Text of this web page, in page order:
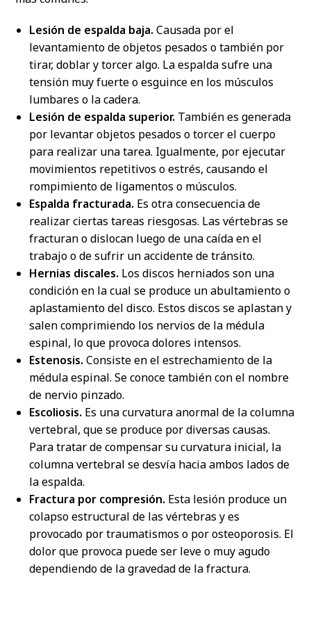
Lesión de espalda baja.Causada por el
levantamiento de objetos pesados o también por
tirar, doblar y torcer algo. La espalda sufre una
tensión muy fuerte o esguince en los músculos
lumbares o la cadera.
Lesión de espalda superior. También es generada
por levantar objetos pesados o torcer el cuerpo
para realizar una tarea. Igualmente, por ejecutar
movimientos repetitivos o estrés, causando el
rompimiento de ligamentos o músculos.
Espalda fracturada. Es otra consecuencia de
realizar ciertas tareas riesgosas. Las vértebras se
fracturan o dislocan luego de una caída en el
trabajo o de sufrir un accidente de tránsito.
Hernias discales. Los discos herniados son una
condición en la cual se produce un abultamiento o
aplastamiento del disco. Estos discos se aplastan y
salen comprimiendo los nervios de la médula
espinal, lo que provoca dolores intensos.
Estenosis.Consiste en el estrechamiento de la
médula espinal. Se conoce también con el nombre
de nervio pinzado.
Escoliosis. Es una curvatura anormal de la columna
vertebral, que se produce por diversas causas.
Para tratar de compensar su curvatura inicial, la
columna vertebral se desvía hacia ambos lados de
la espalda.
Fractura por compresión. Esta lesión produce un
colapso estructural de las vértebras y es
provocado por traumatismos o por osteoporosis. El
dolor que provoca puede ser leve o muy agudo
dependiendo de la gravedad de la fractura.